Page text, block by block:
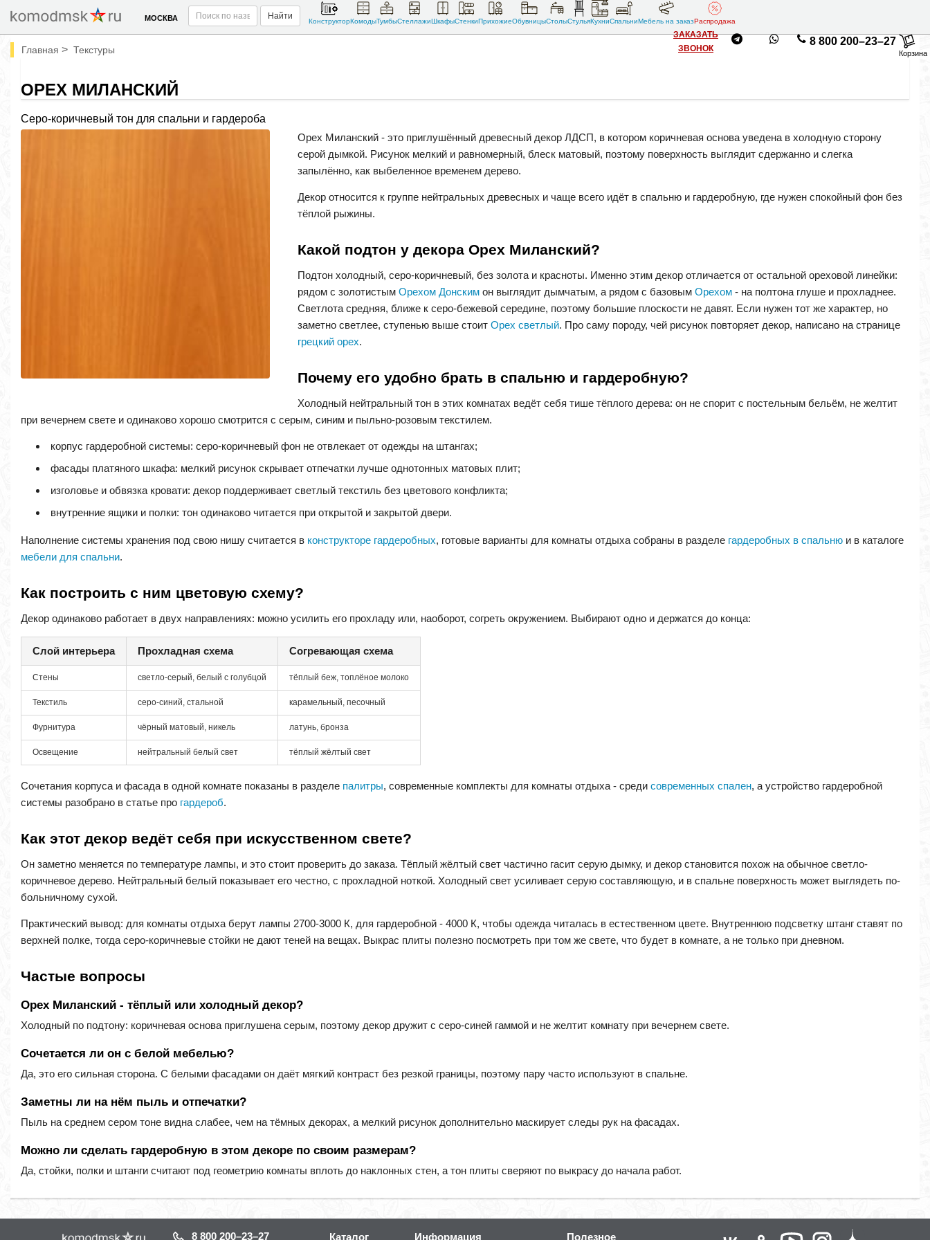
МОСКВА Найти
КонструкторКомодыТумбыСтеллажиШкафыСтенкиПрихожиеОбувницыСтолыСтульяКухниСпальниМебель на заказРаспродажа
ЗАКАЗАТЬ
ЗВОНОК
8 800 200–23–27
Корзина
Главная > Текстуры
ОРЕХ МИЛАНСКИЙ
Серо-коричневый тон для спальни и гардероба
Орех Миланский - это приглушённый древесный декор ЛДСП, в котором коричневая основа уведена в холодную сторону
серой дымкой. Рисунок мелкий и равномерный, блеск матовый, поэтому поверхность выглядит сдержанно и слегка
запылённо, как выбеленное временем дерево.
Декор относится к группе нейтральных древесных и чаще всего идёт в спальню и гардеробную, где нужен спокойный фон без
тёплой рыжины.
Какой подтон у декора Орех Миланский?
Подтон холодный, серо-коричневый, без золота и красноты. Именно этим декор отличается от остальной ореховой линейки:
рядом с золотистым Орехом Донским он выглядит дымчатым, а рядом с базовым Орехом - на полтона глуше и прохладнее.
Светлота средняя, ближе к серо-бежевой середине, поэтому большие плоскости не давят. Если нужен тот же характер, но
заметно светлее, ступенью выше стоит Орех светлый. Про саму породу, чей рисунок повторяет декор, написано на странице
грецкий орех.
Почему его удобно брать в спальню и гардеробную?
Холодный нейтральный тон в этих комнатах ведёт себя тише тёплого дерева: он не спорит с постельным бельём, не желтит
при вечернем свете и одинаково хорошо смотрится с серым, синим и пыльно-розовым текстилем.
корпус гардеробной системы: серо-коричневый фон не отвлекает от одежды на штангах;
фасады платяного шкафа: мелкий рисунок скрывает отпечатки лучше однотонных матовых плит;
изголовье и обвязка кровати: декор поддерживает светлый текстиль без цветового конфликта;
внутренние ящики и полки: тон одинаково читается при открытой и закрытой двери.
Наполнение системы хранения под свою нишу считается в конструкторе гардеробных, готовые варианты для комнаты отдыха собраны в разделе гардеробных в спальню и в каталоге
мебели для спальни.
Как построить с ним цветовую схему?
Декор одинаково работает в двух направлениях: можно усилить его прохладу или, наоборот, согреть окружением. Выбирают одно и держатся до конца:
Слой интерьера Прохладная схема Согревающая схема
Стены светло-серый, белый с голубцой тёплый беж, топлёное молоко
Текстиль серо-синий, стальной карамельный, песочный
Фурнитура чёрный матовый, никель латунь, бронза
Освещение нейтральный белый свет тёплый жёлтый свет
Сочетания корпуса и фасада в одной комнате показаны в разделе палитры, современные комплекты для комнаты отдыха - среди современных спален, а устройство гардеробной
системы разобрано в статье про гардероб.
Как этот декор ведёт себя при искусственном свете?
Он заметно меняется по температуре лампы, и это стоит проверить до заказа. Тёплый жёлтый свет частично гасит серую дымку, и декор становится похож на обычное светло-
коричневое дерево. Нейтральный белый показывает его честно, с прохладной ноткой. Холодный свет усиливает серую составляющую, и в спальне поверхность может выглядеть по-
больничному сухой.
Практический вывод: для комнаты отдыха берут лампы 2700-3000 К, для гардеробной - 4000 К, чтобы одежда читалась в естественном цвете. Внутреннюю подсветку штанг ставят по
верхней полке, тогда серо-коричневые стойки не дают теней на вещах. Выкрас плиты полезно посмотреть при том же свете, что будет в комнате, а не только при дневном.
Частые вопросы
Орех Миланский - тёплый или холодный декор?
Холодный по подтону: коричневая основа приглушена серым, поэтому декор дружит с серо-синей гаммой и не желтит комнату при вечернем свете.
Сочетается ли он с белой мебелью?
Да, это его сильная сторона. С белыми фасадами он даёт мягкий контраст без резкой границы, поэтому пару часто используют в спальне.
Заметны ли на нём пыль и отпечатки?
Пыль на среднем сером тоне видна слабее, чем на тёмных декорах, а мелкий рисунок дополнительно маскирует следы рук на фасадах.
Можно ли сделать гардеробную в этом декоре по своим размерам?
Да, стойки, полки и штанги считают под геометрию комнаты вплоть до наклонных стен, а тон плиты сверяют по выкрасу до начала работ.
8 800 200–23–27 Каталог Информация Полезное